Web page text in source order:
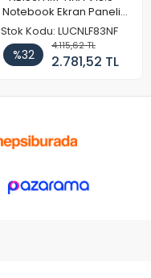
Notebook Ekran Paneli
144Hz
Stok Kodu: LUCNLF83NF
%32
4.115,62 TL
2.781,52 TL